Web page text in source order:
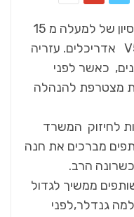
אדריכלית חנה עזריה, בעלת ניסיון של למעלה מ 15
שנים, מונתה לשותפה במשרדV5 אדריכלים. עזריה
כאשר לפני
מצטרפת להנהלה
לחיזוק המשרד
מברכים את חנה
הרב.
ממשיך לגדול
גנדלר,לפני